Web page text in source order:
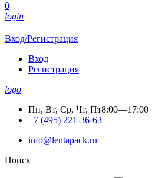
0
login
Вход/Регистрация
Вход
Регистрация
logo
Пн, Вт, Ср, Чт, Пт8:00—17:00
+7 (495) 221-36-63
info@lentapack.ru
Поиск